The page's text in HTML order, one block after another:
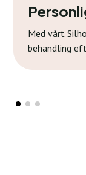
Med vårt
behandling